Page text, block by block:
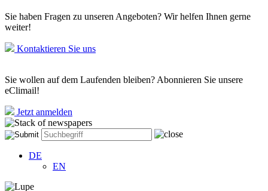
Sie haben Fragen zu unseren Angeboten? Wir helfen Ihnen gerne
weiter!
Kontaktieren Sie uns
Sie wollen auf dem Laufenden bleiben? Abonnieren Sie unsere
eClimail!
Jetzt anmelden
DE
EN